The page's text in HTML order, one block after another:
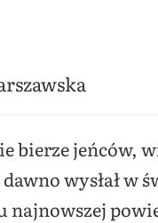
bierze jeńców,
wysłał w
najnowszej